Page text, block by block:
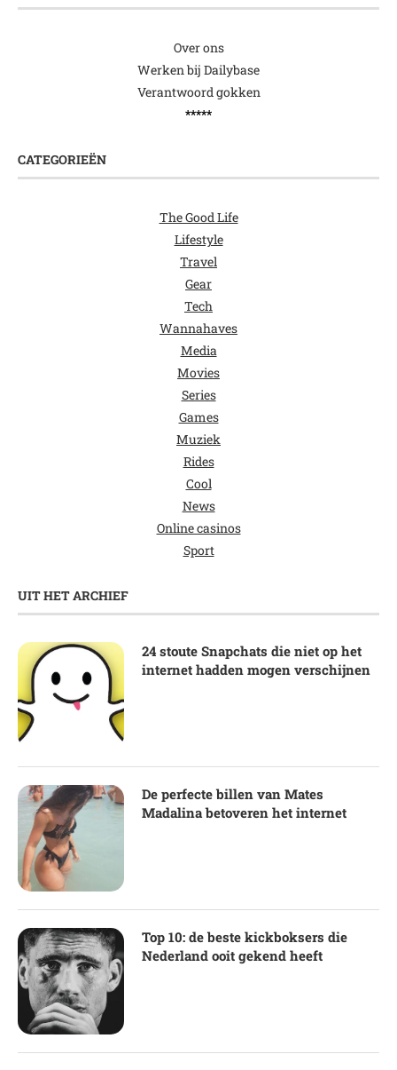
Over ons
Werken bij Dailybase
Verantwoord gokken
*****
CATEGORIEËN
The Good Life
Lifestyle
Travel
Gear
Tech
Wannahaves
Media
Movies
Series
Games
Muziek
Rides
Cool
News
Online casinos
Sport
UIT HET ARCHIEF
24 stoute Snapchats die niet op het
internet hadden mogen verschijnen
De perfecte billen van Mates
Madalina betoveren het internet
Top 10: de beste kickboksers die
Nederland ooit gekend heeft